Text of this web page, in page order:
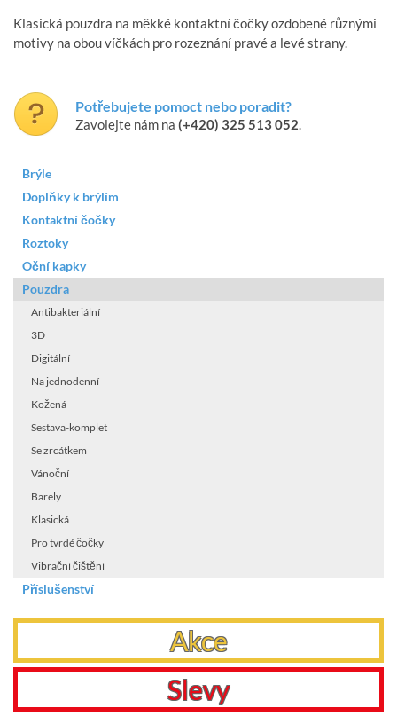
Klasická pouzdra na měkké kontaktní čočky ozdobené různými
motivy na obou víčkách pro rozeznání pravé a levé strany.
Potřebujete pomoct nebo poradit?
Zavolejte nám na (+420) 325 513 052.
Brýle
Doplňky k brýlím
Kontaktní čočky
Roztoky
Oční kapky
Pouzdra
Antibakteriální
3D
Digitální
Na jednodenní
Kožená
Sestava-komplet
Se zrcátkem
Vánoční
Barely
Klasická
Pro tvrdé čočky
Vibrační čištění
Příslušenství
Akce
Slevy